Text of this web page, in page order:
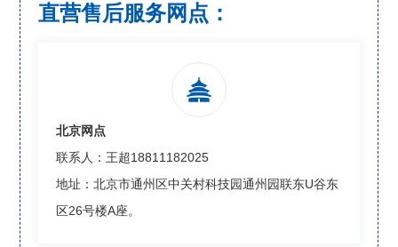
直营售后服务网点：

北京网点
联系人：王超18811182025
地址：北京市通州区中关村科技园通州园联东U谷东
区26号楼A座。